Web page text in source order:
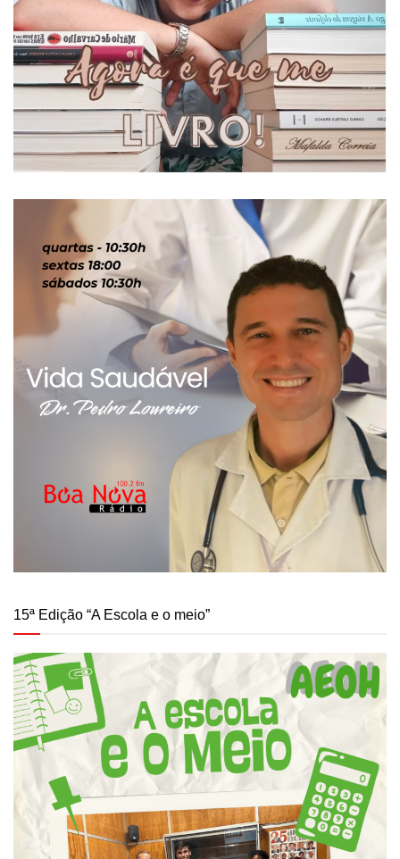
15ª Edição “A Escola e o meio”